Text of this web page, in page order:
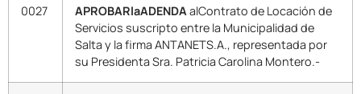
0027 APROBARlaADENDAalContrato de Locación de
Servicios suscripto entre la Municipalidad de
Salta y la firma ANTANETS.A., representada por
su Presidenta Sra. Patricia Carolina Montero.-